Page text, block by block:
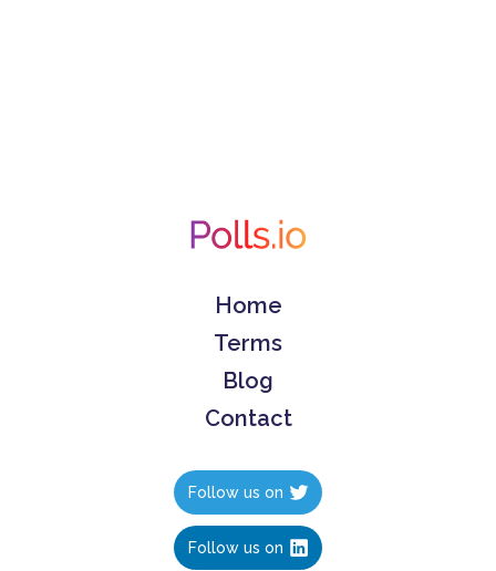
Home
Terms
Blog
Contact
Follow us on
Follow us on